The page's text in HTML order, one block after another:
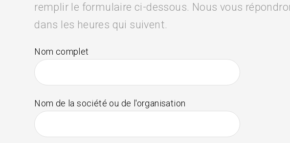
remplir le formulaire ci-dessous. Nous vous
dans les heures qui suivent.
Nom complet
Nom de la société ou de l'organisation